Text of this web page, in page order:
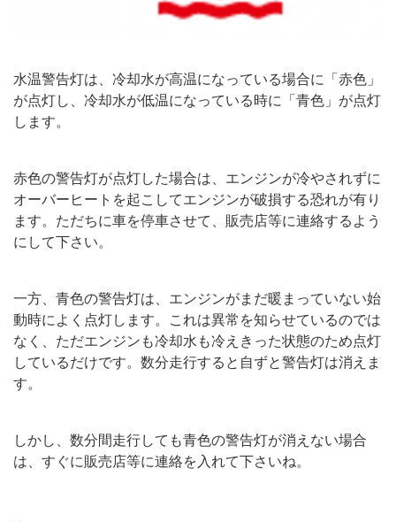
水温警告灯は、冷却水が高温になっている場合に「赤色」
が点灯し、冷却水が低温になっている時に「青色」が点灯
します。
赤色の警告灯が点灯した場合は、エンジンが冷やされずに
オーバーヒートを起こしてエンジンが破損する恐れが有り
ます。ただちに車を停車させて、販売店等に連絡するよう
にして下さい。
一方、青色の警告灯は、エンジンがまだ暖まっていない始
動時によく点灯します。これは異常を知らせているのでは
なく、ただエンジンも冷却水も冷えきった状態のため点灯
しているだけです。数分走行すると自ずと警告灯は消えま
す。
しかし、数分間走行しても青色の警告灯が消えない場合
は、すぐに販売店等に連絡を入れて下さいね。